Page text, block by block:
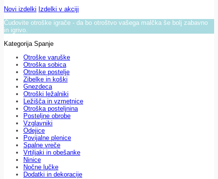
Novi izdelki Izdelki v akciji
Čudovite otroške igrače - da bo otroštvo vašega malčka še bolj zabavno
in igrivo.
Kategorija Spanje
Otroške varuške
Otroška sobica
Otroške postelje
Zibelke in koški
Gnezdeca
Otroški ležalniki
Ležišča in vzmetnice
Otroška posteljnina
Posteljne obrobe
Vzglavniki
Odejice
Povijalne plenice
Spalne vreče
Vrtiljaki in obešanke
Ninice
Nočne lučke
Dodatki in dekoracije